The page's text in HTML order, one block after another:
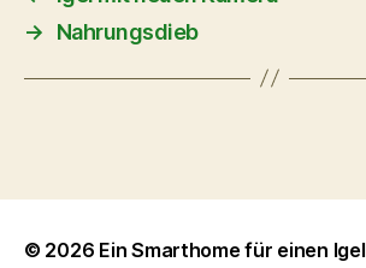
→
Nahrungsdieb
© 2026 Ein Smarthome für einen Igel